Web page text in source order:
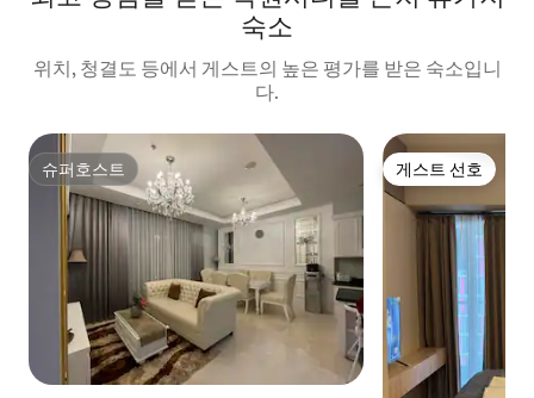
숙소
위치, 청결도 등에서 게스트의 높은 평가를 받은 숙소입니
다.
슈퍼호스트
슈퍼호스트 게스트 선호
게스트 선호